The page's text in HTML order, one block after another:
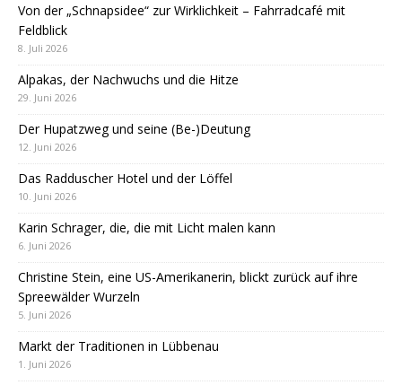
Von der „Schnapsidee“ zur Wirklichkeit – Fahrradcafé mit
Feldblick
8. Juli 2026
Alpakas, der Nachwuchs und die Hitze
29. Juni 2026
Der Hupatzweg und seine (Be-)Deutung
12. Juni 2026
Das Radduscher Hotel und der Löffel
10. Juni 2026
Karin Schrager, die, die mit Licht malen kann
6. Juni 2026
Christine Stein, eine US-Amerikanerin, blickt zurück auf ihre
Spreewälder Wurzeln
5. Juni 2026
Markt der Traditionen in Lübbenau
1. Juni 2026